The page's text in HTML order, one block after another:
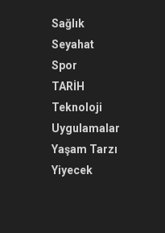
Sağlık
Seyahat
Spor
TARİH
Teknoloji
Uygulamalar
Yaşam Tarzı
Yiyecek